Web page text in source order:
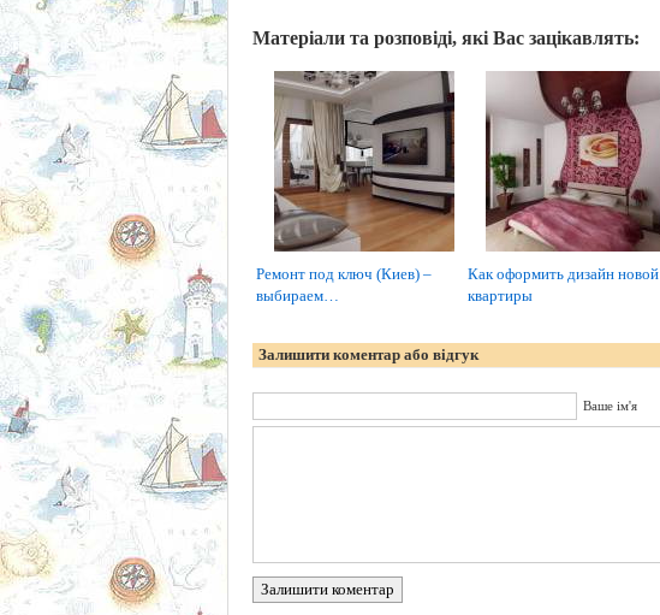
Матеріали та розповіді, які Вас зацікавлять:
Ремонт под ключ (Киев) –
выбираем…
Как оформить дизайн новой
квартиры
Залишити коментар або відгук
Ваше ім'я
Залишити коментар